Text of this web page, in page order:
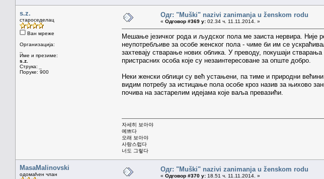
s.z.
староседелац
Ван мреже
Организација:
Име и презиме:
s.z.
Струка:
Поруке: 900
Одг: "Muški" nazivi zanimanja u ženskom rodu
« Одговор #369 у: 02.34 ч. 11.11.2014. »
Мешање језичког рода и људског пола ме заиста нервира. Није
неупотребљиве за особе женског пола - чиме би им се
захтевају стварање нових облика. У преводу, покушаји
пристрасних особа које су незаинтересоване за опште добро.
Неки женски облици су већ устањени, па тиме и природни
видим потребу за истицање пола особе кроз назив за њихово
почива на застарелим идејама које ваља превазићи.
자세히 보아야
예쁘다
오래 보아야
사랑스럽다
너도 그렇다
MasaMalinovski
одомаћен члан
Одг: "Muški" nazivi zanimanja u ženskom rodu
« Одговор #370 у: 18.51 ч. 11.11.2014. »